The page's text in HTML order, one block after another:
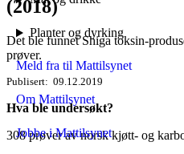
Planter og dyrking
Meld fra til Mattilsynet
Om Mattilsynet
Jobbe i Mattilsynet
(2018)
Det ble funnet Shiga toksin-
prøver.
Publisert 09.12.2019
Hva ble undersøkt?
308 prøver av norsk kjøtt- og